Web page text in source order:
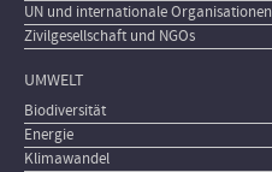
UN und internationale Organisationen
Zivilgesellschaft und NGOs
UMWELT
Biodiversität
Energie
Klimawandel